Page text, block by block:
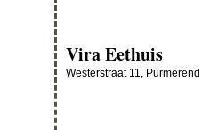
Vira Eethuis
Westerstraat 11, Purmerend